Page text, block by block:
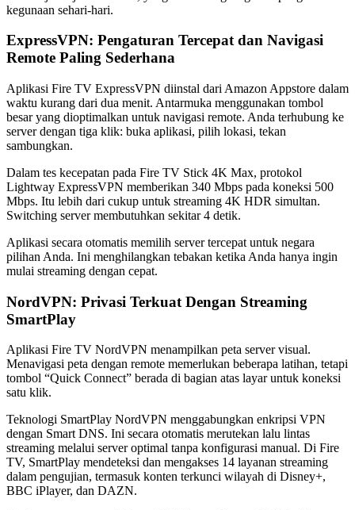
kegunaan sehari-hari.
ExpressVPN: Pengaturan Tercepat dan Navigasi
Remote Paling Sederhana
Aplikasi Fire TV ExpressVPN diinstal dari Amazon Appstore dalam
waktu kurang dari dua menit. Antarmuka menggunakan tombol
besar yang dioptimalkan untuk navigasi remote. Anda terhubung ke
server dengan tiga klik: buka aplikasi, pilih lokasi, tekan
sambungkan.
Dalam tes kecepatan pada Fire TV Stick 4K Max, protokol
Lightway ExpressVPN memberikan 340 Mbps pada koneksi 500
Mbps. Itu lebih dari cukup untuk streaming 4K HDR simultan.
Switching server membutuhkan sekitar 4 detik.
Aplikasi secara otomatis memilih server tercepat untuk negara
pilihan Anda. Ini menghilangkan tebakan ketika Anda hanya ingin
mulai streaming dengan cepat.
NordVPN: Privasi Terkuat Dengan Streaming
SmartPlay
Aplikasi Fire TV NordVPN menampilkan peta server visual.
Menavigasi peta dengan remote memerlukan beberapa latihan, tetapi
tombol “Quick Connect” berada di bagian atas layar untuk koneksi
satu klik.
Teknologi SmartPlay NordVPN menggabungkan enkripsi VPN
dengan Smart DNS. Ini secara otomatis merutekan lalu lintas
streaming melalui server optimal tanpa konfigurasi manual. Di Fire
TV, SmartPlay mendeteksi dan mengakses 14 layanan streaming
dalam pengujian, termasuk konten terkunci wilayah di Disney+,
BBC iPlayer, dan DAZN.